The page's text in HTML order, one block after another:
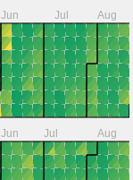
Jun Jul Aug
Jun Jul Aug